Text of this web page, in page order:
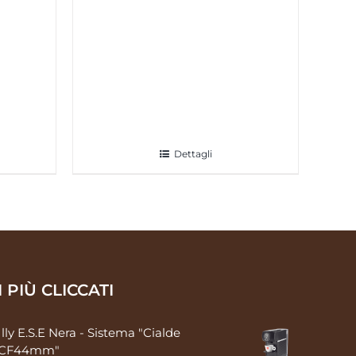
Dettagli
PIÙ CLICCATI
E.S.E Nera - Sistema "Cialde